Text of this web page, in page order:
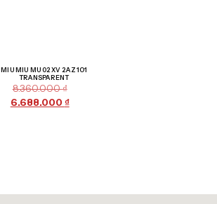
MIU MIU MU 02XV 2AZ1O1
TRANSPARENT
8.360.000₫
6.688.000 ₫